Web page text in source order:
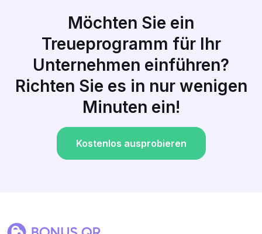
Möchten Sie ein
Treueprogramm für Ihr
Unternehmen einführen?
Richten Sie es in nur wenigen
Minuten ein!
Kostenlos ausprobieren